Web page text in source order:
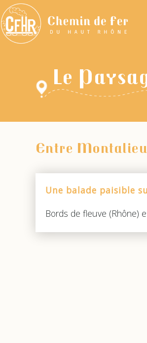
Le
Entre Montalieu
Une balade paisible
Bords de fleuve (Rhône)